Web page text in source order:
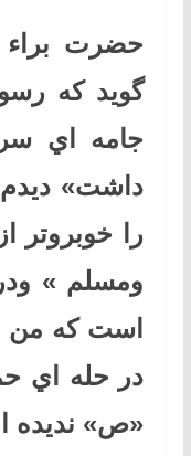
حضرت
گويد كه
جامه اي
داشت»
را خوبروتر
ومسلم »
است كه من
در حله اي
«ص» نديده